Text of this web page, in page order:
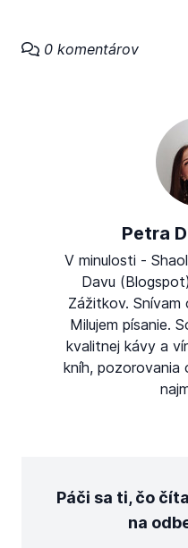
0 komentárov
Petra
V minulosti -
Davu
Zážitkov.
Milujem písanie.
kvalitnej kávy a
kníh, pozorovania
Páči sa ti, čo
na